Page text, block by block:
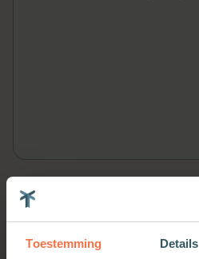
Toestemming Details
Meer van deze auteur